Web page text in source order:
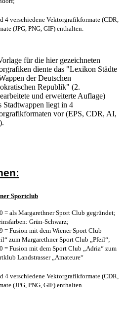
4 verschiedene Vektorgrafikformate (CDR,
(JPG, PNG, GIF) enthalten.
für die hier gezeichneten
diente das "Lexikon Städte
der Deutschen
Republik" (2.
und erweiterte Auflage)
Stadtwappen liegt in 4
vor (EPS, CDR, AI,
Sportclub
= als Margarethner Sport Club gegründet;
Grün-Schwarz;
= Fusion mit dem Wiener Sport Club
zum Margarethner Sport Club „Pfeil“;
= Fusion mit dem Sport Club „Adria“ zum
Landstrasser „Amateure“
4 verschiedene Vektorgrafikformate (CDR,
(JPG, PNG, GIF) enthalten.